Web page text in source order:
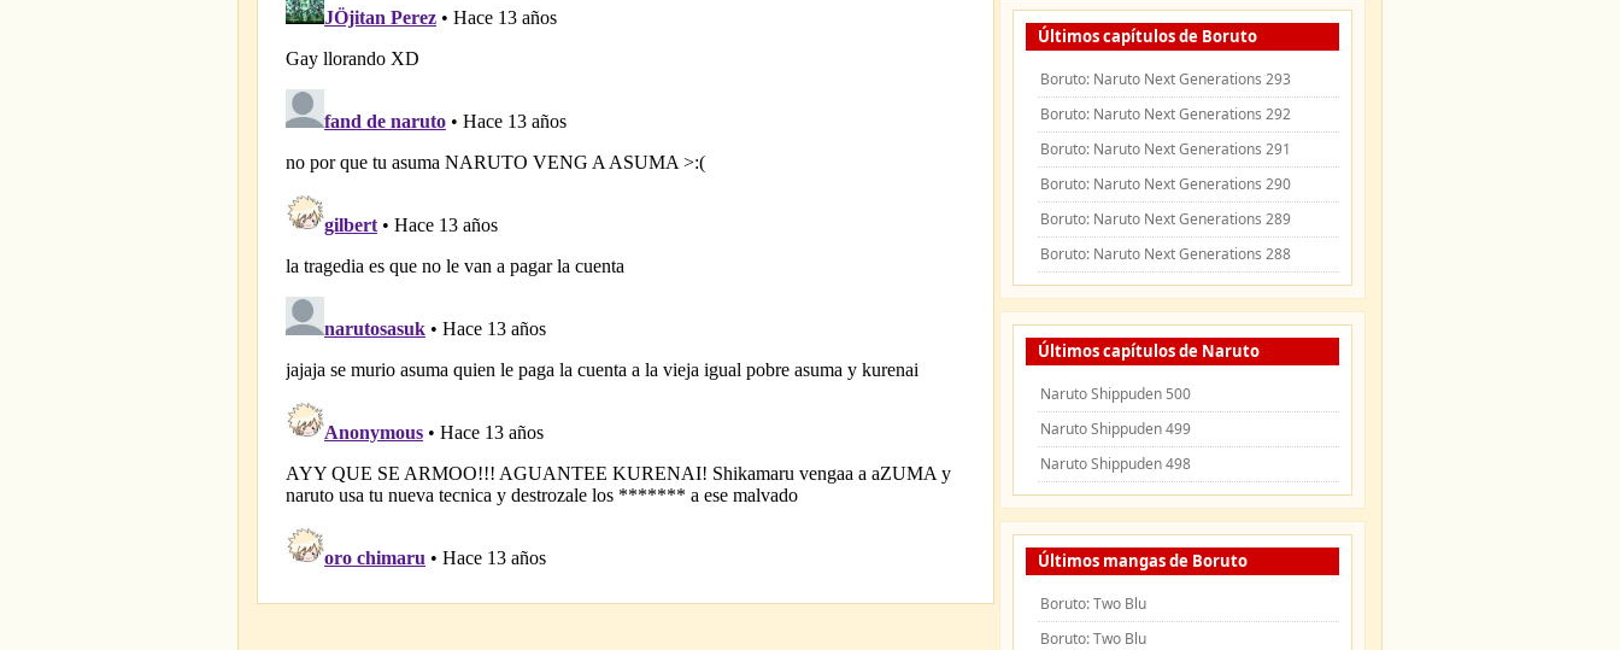
Últimos capítulos de Boruto
Boruto: Naruto Next Generations 293
Boruto: Naruto Next Generations 292
Boruto: Naruto Next Generations 291
Boruto: Naruto Next Generations 290
Boruto: Naruto Next Generations 289
Boruto: Naruto Next Generations 288
Últimos capítulos de Naruto
Naruto Shippuden 500
Naruto Shippuden 499
Naruto Shippuden 498
Últimos mangas de Boruto
Boruto: Two Blu
Boruto: Two Blu